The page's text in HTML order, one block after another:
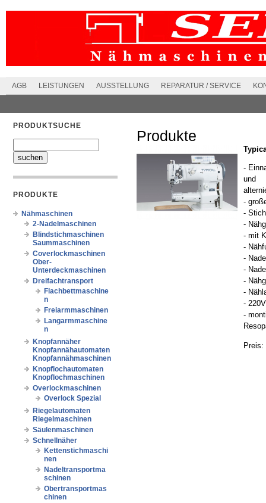
AGB LEISTUNGEN AUSSTELLUNG REPARATUR / SERVICE
PRODUKTSUCHE
PRODUKTE
Nähmaschinen
2-Nadelmaschinen
Blindstichmaschinen
Saummaschinen
Coverlockmaschinen
Ober-
Unterdeckmaschinen
Dreifachtransport
Flachbettmaschine
n
Freiarmmaschinen
Langarmmaschine
n
Knopfannäher
Knopfannähautomaten
Knopfannähmaschinen
Knopflochautomaten
Knopflochmaschinen
Overlockmaschinen
Overlock Spezial
Riegelautomaten
Riegelmaschinen
Säulenmaschinen
Schnellnäher
Kettenstichmaschi
nen
Nadeltransportma
schinen
Obertransportmas
chinen
Produkte
-
und
-
-
-
- mit
-
-
-
-
-
-
-
Preis: